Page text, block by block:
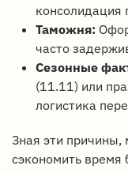
консолидация
Таможня:
часто
Сезонные
(11.11) или
логистика
Зная эти причины,
сэкономить время